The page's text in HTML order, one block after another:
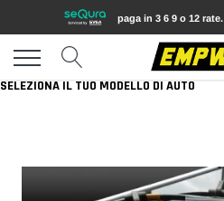
contenuti
paga in 3 6 9 o 12 rate.
SELEZIONA IL TUO MODELLO DI AUTO